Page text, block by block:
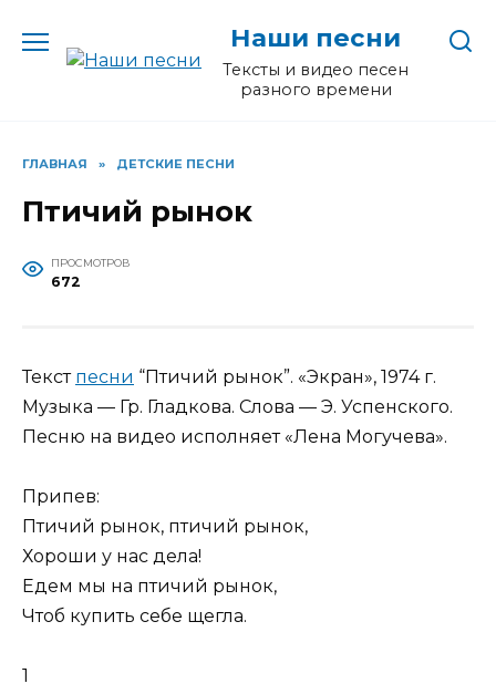
содержанию
Наши песни
Тексты и видео песен
разного времени
ГЛАВНАЯ » ДЕТСКИЕ ПЕСНИ
Птичий рынок
ПРОСМОТРОВ
672
Текст песни “Птичий рынок”. «Экран», 1974 г.
Музыка — Гр. Гладкова. Слова — Э. Успенского.
Песню на видео исполняет «Лена Могучева».
Припев:
Птичий рынок, птичий рынок,
Хороши у нас дела!
Едем мы на птичий рынок,
Чтоб купить себе щегла.
1